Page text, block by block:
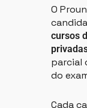
O
cursos
parcial
do
Cada